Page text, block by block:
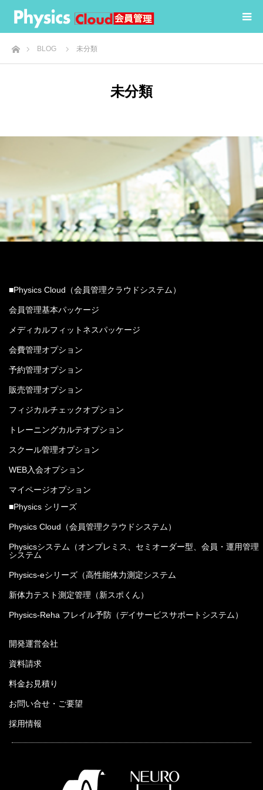
ホームBLOG 未分類
未分類
■Physics Cloud（会員管理クラウドシステム）
会員管理基本パッケージ
メディカルフィットネスパッケージ
会費管理オプション
予約管理オプション
販売管理オプション
フィジカルチェックオプション
トレーニングカルテオプション
スクール管理オプション
WEB入会オプション
マイページオプション
■Physics シリーズ
Physics Cloud（会員管理クラウドシステム）
Physicsシステム（オンプレミス、セミオーダー型、会員・運用管理
システム
Physics-eシリーズ（高性能体力測定システム
新体力テスト測定管理（新スポくん）
Physics-Reha フレイル予防（デイサービスサポートシステム）
開発運営会社
資料請求
料金お見積り
お問い合せ・ご要望
採用情報